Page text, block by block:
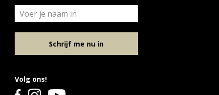
Volg ons!
Schrijf me nu in